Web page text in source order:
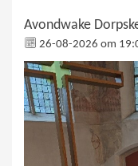
Avondwake
26-08-2026 om